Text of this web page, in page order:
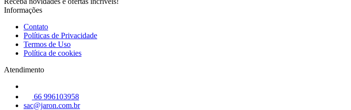
Informações
Contato
Políticas de Privacidade
Termos de Uso
Política de cookies
Atendimento
66 996103958
sac@jaron.com.br